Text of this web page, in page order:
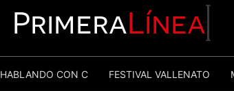
PrimeraLínea
HABLANDO CON C FESTIVAL VALLENATO